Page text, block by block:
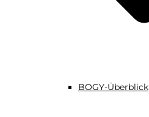
BOGY-Überblick